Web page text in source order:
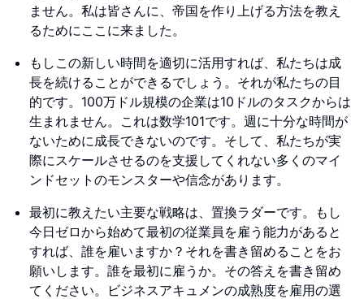
ません。私は皆さんに、帝国を作り上げる方法を教え
るためにここに来ました。
もしこの新しい時間を適切に活用すれば、私たちは成
長を続けることができるでしょう。それが私たちの目
的です。100万ドル規模の企業は10ドルのタスクからは
生まれません。これは数学101です。週に十分な時間が
ないために成長できないのです。そして、私たちが実
際にスケールさせるのを支援してくれない多くのマイ
ンドセットのモンスターや信念があります。
最初に教えたい主要な戦略は、置換ラダーです。もし
今日ゼロから始めて最初の従業員を雇う能力があると
すれば、誰を雇いますか？それを書き留めることをお
願いします。誰を最初に雇うか。その答えを書き留め
てください。ビジネスアキュメンの成熟度を雇用の選